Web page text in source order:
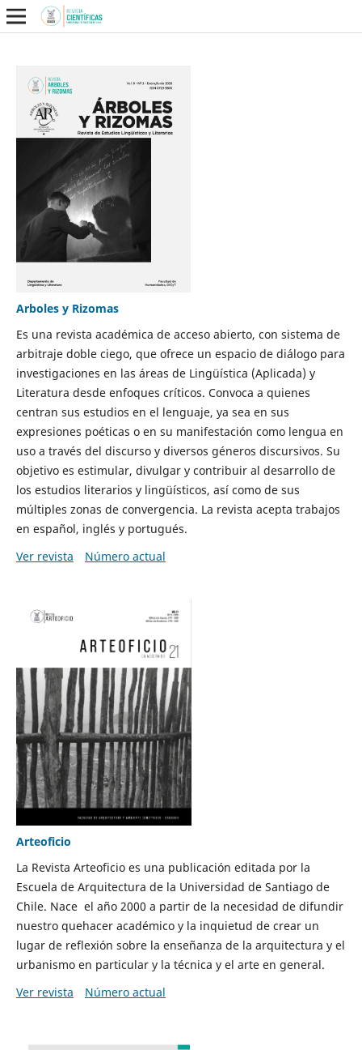
Arboles y Rizomas
Es una revista académica de acceso abierto, con sistema de
arbitraje doble ciego, que ofrece un espacio de diálogo para
investigaciones en las áreas de Lingüística (Aplicada) y
Literatura desde enfoques críticos. Convoca a quienes
centran sus estudios en el lenguaje, ya sea en sus
expresiones poéticas o en su manifestación como lengua en
uso a través del discurso y diversos géneros discursivos. Su
objetivo es estimular, divulgar y contribuir al desarrollo de
los estudios literarios y lingüísticos, así como de sus
múltiples zonas de convergencia. La revista acepta trabajos
en español, inglés y portugués.
Ver revista
Número actual
Arteoficio
La Revista Arteoficio es una publicación editada por la
Escuela de Arquitectura de la Universidad de Santiago de
Chile. Nace el año 2000 a partir de la necesidad de difundir
nuestro quehacer académico y la inquietud de crear un
lugar de reflexión sobre la enseñanza de la arquitectura y el
urbanismo en particular y la técnica y el arte en general.
Ver revista
Número actual